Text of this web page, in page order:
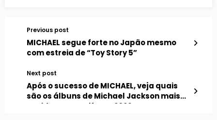
Previous post
MICHAEL segue forte no Japão mesmo
com estreia de “Toy Story 5”
Next post
Após o sucesso de MICHAEL, veja quais
são os álbuns de Michael Jackson mais
ouvidos no Spotify em 2026